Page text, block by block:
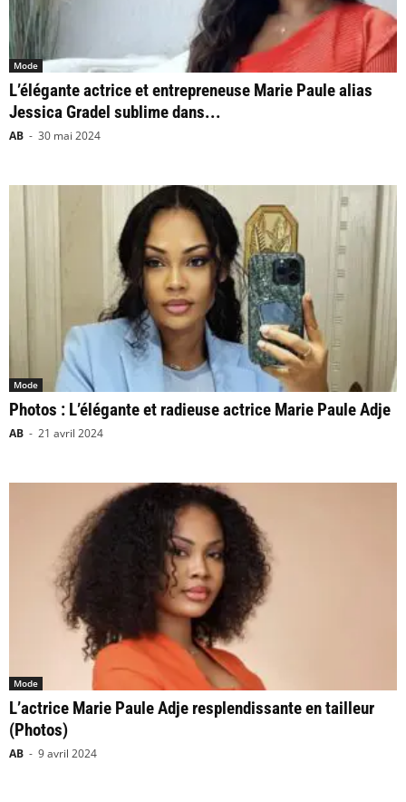
Mode
L’élégante actrice et entrepreneuse Marie Paule alias
Jessica Gradel sublime dans...
AB - 30 mai 2024
Mode
Photos : L’élégante et radieuse actrice Marie Paule Adje
AB - 21 avril 2024
Mode
L’actrice Marie Paule Adje resplendissante en tailleur
(Photos)
AB - 9 avril 2024